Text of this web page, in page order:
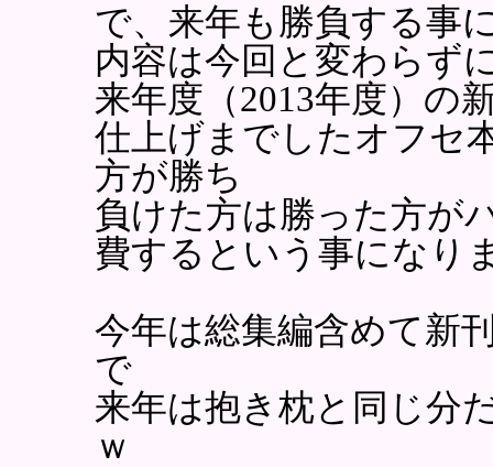
で、来年も勝負する事
内容は今回と変わらず
来年度（2013年度）の
仕上げまでしたオフセ
方が勝ち
負けた方は勝った方が
費するという事になり
今年は総集編含めて新
で
来年は抱き枕と同じ分
ｗ